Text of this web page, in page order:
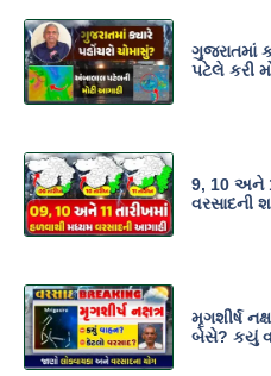
ગુજરાતમાં
પટેલે કરી
9, 10 અને
વરસાદની
મૃગશીર્ષ
બેસે? કયું